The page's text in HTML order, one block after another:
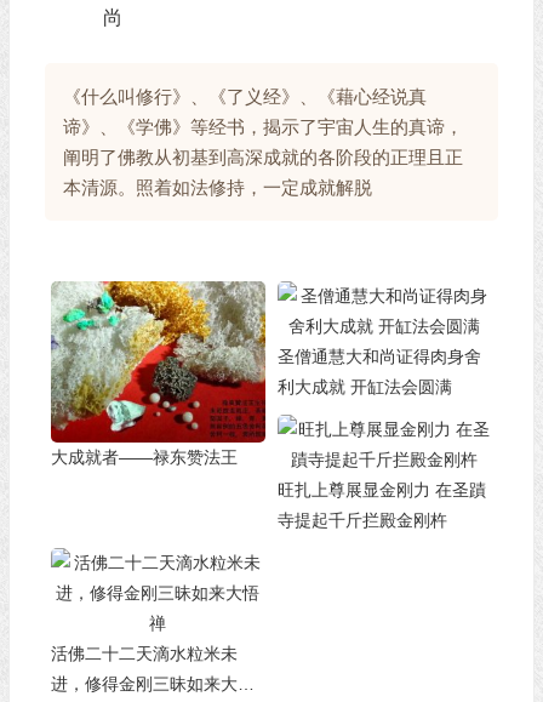
尚
《什么叫修行》、《了义经》、《藉心经说真
谛》、《学佛》等经书，揭示了宇宙人生的真谛，
阐明了佛教从初基到高深成就的各阶段的正理且正
本清源。照着如法修持，一定成就解脱
大成就者——禄东赞法王
圣僧通慧大和尚证得肉身舍
利大成就 开缸法会圆满
旺扎上尊展显金刚力 在圣蹟
寺提起千斤拦殿金刚杵
活佛二十二天滴水粒米未
进，修得金刚三昧如来大悟